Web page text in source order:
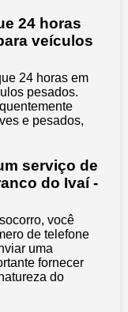
24 horas
veículos
24 horas em
pesados.
e pesados,
serviço de
do Ivaí -
você
de telefone
uma
fornecer
do